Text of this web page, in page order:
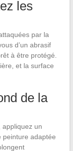
les
par la
d’un abrasif
à être protégé.
et la surface
de la
appliquez un
peinture adaptée